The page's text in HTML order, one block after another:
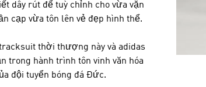
dây rút để tuỳ chỉnh cho vừa vặn
cạp vừa tôn lên vẻ đẹp hình thể.
thời thượng này và adidas
trong hành trình tôn vinh văn hóa
đội tuyển bóng đá Đức.